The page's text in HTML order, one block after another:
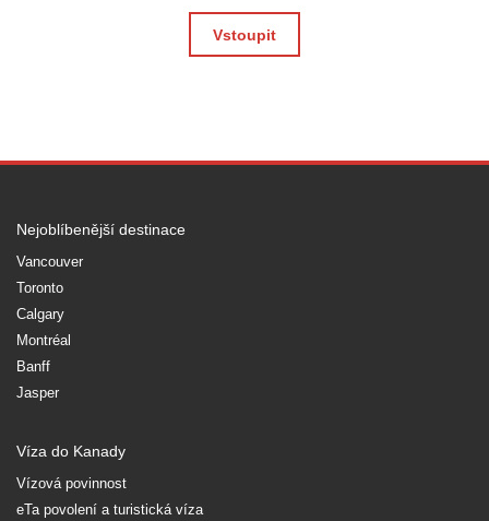
Vstoupit
Nejoblíbenější destinace
Vancouver
Toronto
Calgary
Montréal
Banff
Jasper
Víza do Kanady
Vízová povinnost
eTa povolení a turistická víza